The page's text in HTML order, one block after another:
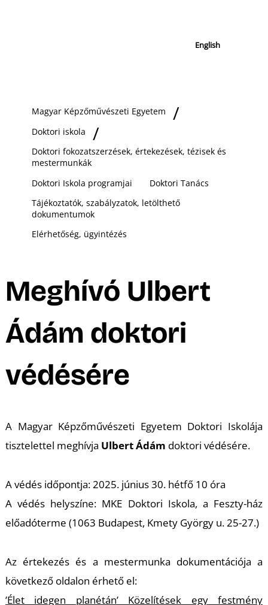
English
Magyar Képzőművészeti Egyetem
Doktori iskola
Doktori fokozatszerzések, értekezések, tézisek és
mestermunkák
Doktori Iskola programjai
Doktori Tanács
Tájékoztatók, szabályzatok, letölthető
dokumentumok
Elérhetőség, ügyintézés
Meghívó Ulbert
Ádám doktori
védésére
A Magyar Képzőművészeti Egyetem Doktori Iskolája
tisztelettel meghívja Ulbert Ádám doktori védésére.
A védés időpontja: 2025. június 30. hétfő 10 óra
A védés helyszíne: MKE Doktori Iskola, a Feszty-ház
előadóterme (1063 Budapest, Kmety György u. 25-27.)
Az értekezés és a mestermunka dokumentációja a
következő oldalon érhető el:
’Élet idegen planétán’ Közelítések egy festmény